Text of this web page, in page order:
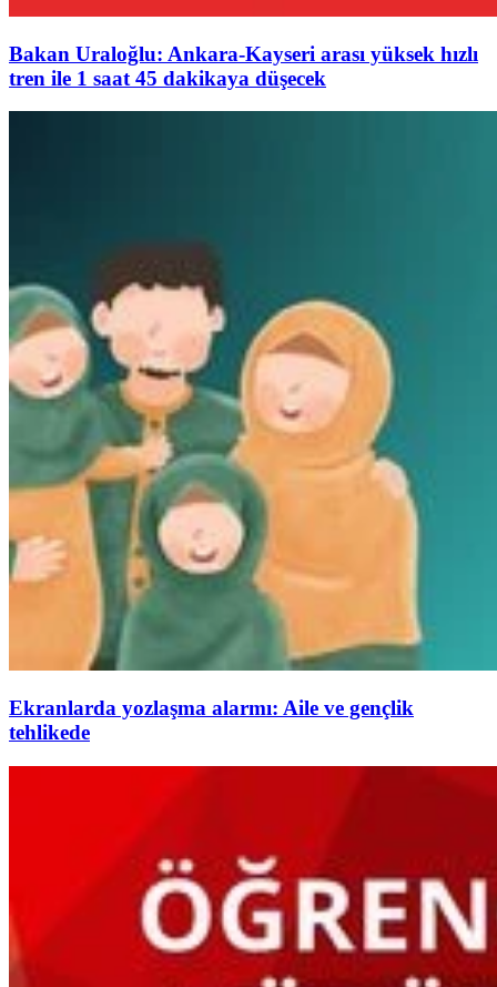
Bakan Uraloğlu: Ankara-Kayseri arası yüksek hızlı
tren ile 1 saat 45 dakikaya düşecek
Ekranlarda yozlaşma alarmı: Aile ve gençlik
tehlikede